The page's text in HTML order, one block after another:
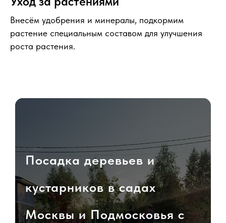
Внесём удобрения и минералы, подкормим
растение специальным составом для улучшения
роста растения.
Посадка деревьев и
кустарников в садах
Москвы и Подмосковья с